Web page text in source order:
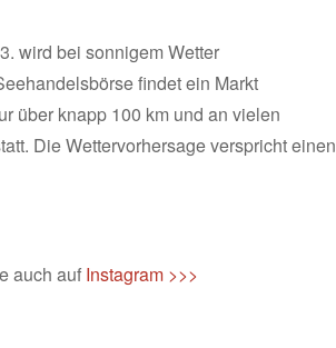
wird bei sonnigem Wetter
findet ein Markt
über knapp 100 km und an vielen
Die Wettervorhersage verspricht einen
auch auf Instagram >>>